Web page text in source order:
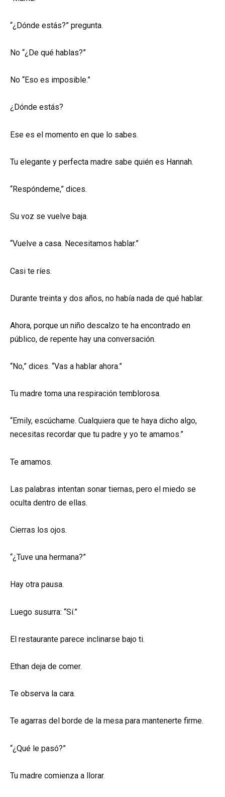
“¿Dónde estás?” pregunta.
No “¿De qué hablas?”
No “Eso es imposible.”
¿Dónde estás?
Ese es el momento en que lo sabes.
Tu elegante y perfecta madre sabe quién es Hannah.
“Respóndeme,” dices.
Su voz se vuelve baja.
“Vuelve a casa. Necesitamos hablar.”
Casi te ríes.
Durante treinta y dos años, no había nada de qué hablar.
Ahora, porque un niño descalzo te ha encontrado en
público, de repente hay una conversación.
“No,” dices. “Vas a hablar ahora.”
Tu madre toma una respiración temblorosa.
“Emily, escúchame. Cualquiera que te haya dicho algo,
necesitas recordar que tu padre y yo te amamos.”
Te amamos.
Las palabras intentan sonar tiernas, pero el miedo se
oculta dentro de ellas.
Cierras los ojos.
“¿Tuve una hermana?”
Hay otra pausa.
Luego susurra: “Sí.”
El restaurante parece inclinarse bajo ti.
Ethan deja de comer.
Te observa la cara.
Te agarras del borde de la mesa para mantenerte firme.
“¿Qué le pasó?”
Tu madre comienza a llorar.